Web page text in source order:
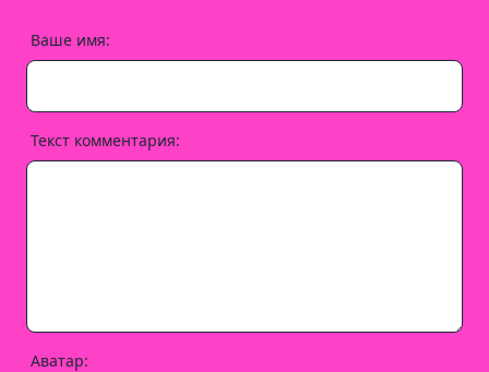
Ваше имя:
Текст комментария:
Аватар: